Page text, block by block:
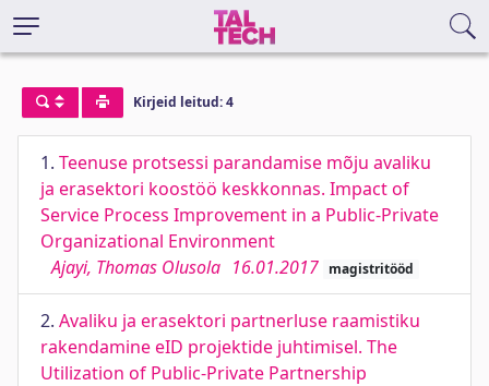
Kirjeid leitud: 4
1. Teenuse protsessi parandamise mõju avaliku
ja erasektori koostöö keskkonnas. Impact of
Service Process Improvement in a Public-Private
Organizational Environment
Ajayi, Thomas Olusola 16.01.2017 magistritööd
2. Avaliku ja erasektori partnerluse raamistiku
rakendamine eID projektide juhtimisel. The
Utilization of Public-Private Partnership